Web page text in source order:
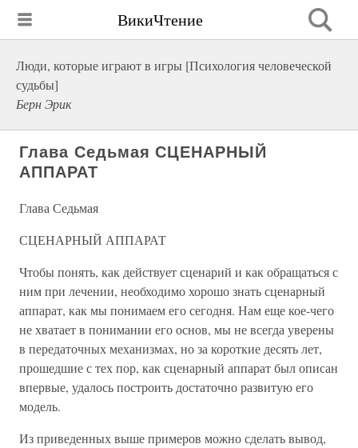
ВикиЧтение
Люди, которые играют в игры [Психология человеческой
судьбы]
Берн Эрик
Глава Седьмая СЦЕНАРНЫЙ
АППАРАТ
Глава Седьмая
СЦЕНАРНЫЙ АППАРАТ
Чтобы понять, как действует сценарий и как обращаться с
ним при лечении, необходимо хорошо знать сценарный
аппарат, как мы понимаем его сегодня. Нам еще кое-чего
не хватает в понимании его основ, мы не всегда уверены
в передаточных механизмах, но за короткие десять лет,
прошедшие с тех пор, как сценарный аппарат был описан
впервые, удалось построить достаточно развитую его
модель.
Из приведенных выше примеров можно сделать вывод,